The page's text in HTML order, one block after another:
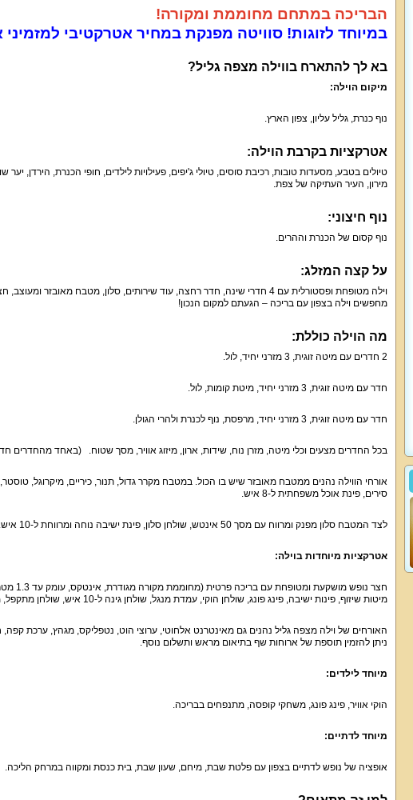
הבריכה במתחם מחוממת ומקורה!
במיוחד לזוגות! סוויטה מפנקת במחיר אטרקטיבי
בא לך להתארח בווילה מצפה גליל?
מיקום הוילה:
נוף כנרת, גליל עליון, צפון הארץ.
אטרקציות בקרבת הוילה:
טיולים בטבע, מסעדות טובות, רכיבת סוסים, טיולי ג'יפים, פעילויות לילדים, חופי הכנרת, הירדן,
מירון, העיר העתיקה של צפת.
נוף חיצוני:
נוף קסום של הכנרת וההרים.
על קצה המזלג:
וילה מטופחת ופסטורלית עם 4 חדרי שינה, חדר רחצה, עוד שירותים, סלון, מטבח
מחפשים וילה בצפון עם בריכה – הגעתם למקום הנכון!
מה הוילה כוללת:
2 חדרים עם מיטה זוגית, 3 מזרני יחיד, לול.
חדר עם מיטה זוגית, 3 מזרני יחיד, מיטת קומות, לול.
חדר עם מיטה זוגית, 3 מזרני יחיד, מרפסת, נוף לכנרת ולהרי הגולן.
בכל החדרים מצעים וכלי מיטה, מזרן נוח, שידות, ארון, מיזוג אוויר, מסך שטוח. (באחד מהחדרים
סירים, פינת אוכל משפחתית ל-8 איש.
לצד המטבח סלון מפנק ומרווח עם מסך 50 אינטש, שולחן סלון, פינת ישיבה נוחה ומרווחת ל-10 איש.
אטרקציות מיוחדות בוילה:
מיטות שיזוף, פינות ישיבה, פינג פונג, שולחן הוקי, עמדת מנגל, שולחן גינה ל-10 איש, שולחן מתקפל, מטבח, ערסל, פטריית חימום.
ניתן להזמין תוספת של ארוחות שף בתיאום מראש ותשלום נוסף.
מיוחד לילדים:
הוקי אוויר, פינג פונג, משחקי קופסה, מתנפחים בבריכה.
מיוחד לדתיים:
אופציה של נופש לדתיים בצפון עם פלטת שבת, מיחם, שעון שבת, בית כנסת ומקווה במרחק הליכה.